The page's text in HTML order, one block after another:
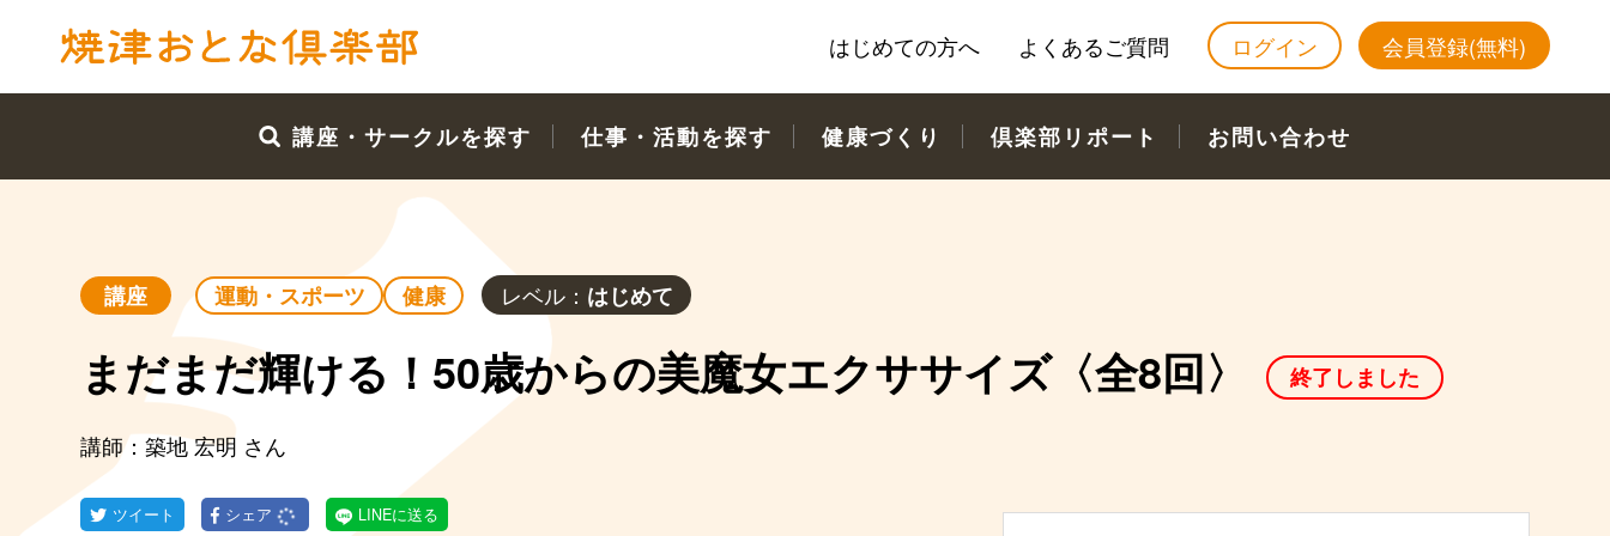
はじめての方へ よくあるご質問 ログイン 会員登録(無料)
講座・サークルを探す 仕事・活動を探す 健康づくり 倶楽部リポート お問い合わせ
講座 運動・スポーツ 健康 レベル： はじめて
まだまだ輝ける！50歳からの美魔女エクササイズ〈全8回〉 終了しました
講師：築地 宏明 さん
ツイート シェア LINEに送る